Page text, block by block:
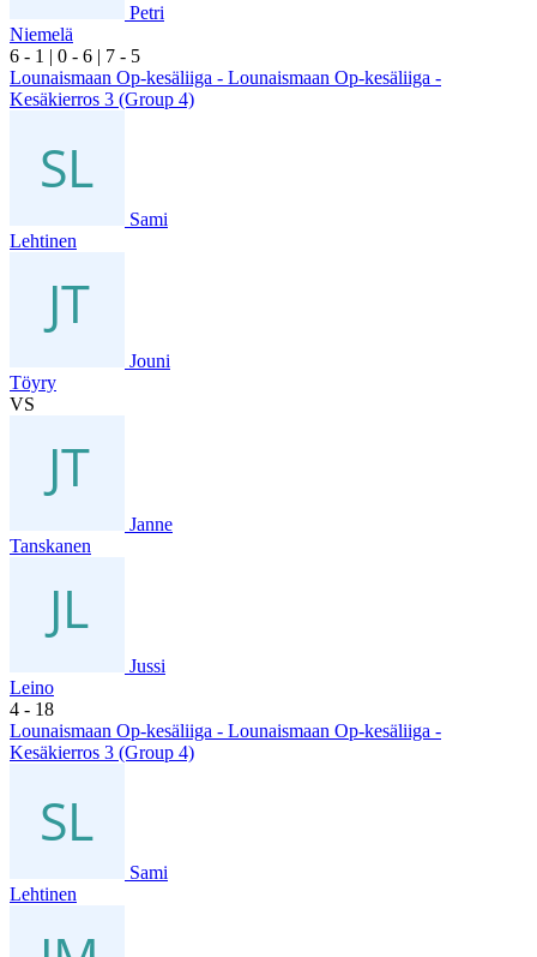
Petri
Niemelä
6 - 1 | 0 - 6 | 7 - 5
Lounaismaan Op-kesäliiga - Lounaismaan Op-kesäliiga -
Kesäkierros 3 (Group 4)
Sami
Lehtinen
Jouni
Töyry
VS
Janne
Tanskanen
Jussi
Leino
4 - 18
Lounaismaan Op-kesäliiga - Lounaismaan Op-kesäliiga -
Kesäkierros 3 (Group 4)
Sami
Lehtinen